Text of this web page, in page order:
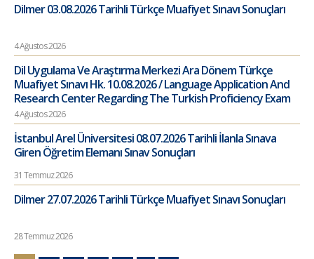
Dilmer 03.08.2026 Tarihli Türkçe Muafiyet Sınavı Sonuçları
4 Ağustos 2026
Dil Uygulama Ve Araştırma Merkezi Ara Dönem Türkçe
Muafiyet Sınavı Hk. 10.08.2026 / Language Application And
Research Center Regarding The Turkish Proficiency Exam
4 Ağustos 2026
İstanbul Arel Üniversitesi 08.07.2026 Tarihli İlanla Sınava
Giren Öğretim Elemanı Sınav Sonuçları
31 Temmuz 2026
Dilmer 27.07.2026 Tarihli Türkçe Muafiyet Sınavı Sonuçları
28 Temmuz 2026